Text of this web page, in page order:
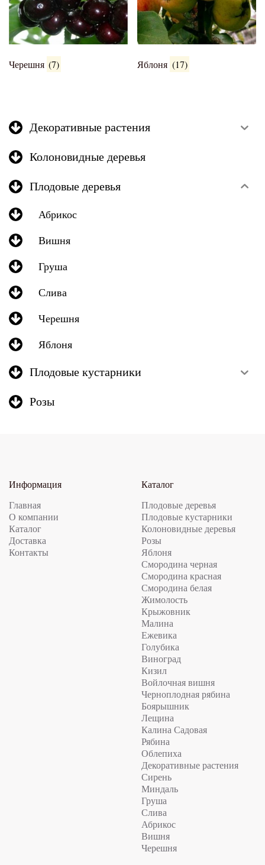
Декоративные растения
Колоновидные деревья
Плодовые деревья
Абрикос
Вишня
Груша
Слива
Черешня
Яблоня
Плодовые кустарники
Розы
Черешня (7) Яблоня (17)
Информация
Главная
О компании
Каталог
Доставка
Контакты
Каталог
Плодовые деревья
Плодовые кустарники
Колоновидные деревья
Розы
Яблоня
Смородина черная
Смородина красная
Смородина белая
Жимолость
Крыжовник
Малина
Ежевика
Голубика
Виноград
Кизил
Войлочная вишня
Черноплодная рябина
Боярышник
Лещина
Калина Садовая
Рябина
Облепиха
Декоративные растения
Сирень
Миндаль
Груша
Слива
Абрикос
Вишня
Черешня